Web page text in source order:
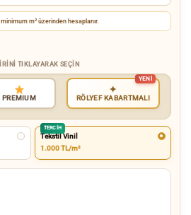
m² üzerinden hesaplanır.
TIKLAYARAK SEÇIN
PREMIUM
✦
RÖLYEF KABARTMALI
TERCIH
Tekstil Vinil
1.000 TL/m²